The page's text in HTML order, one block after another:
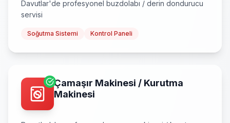
Davutlar'de profesyonel buzdolabı / derin dondurucu
servisi
Soğutma Sistemi Kontrol Paneli
Çamaşır Makinesi / Kurutma
Makinesi